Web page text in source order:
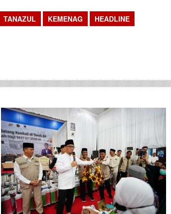
TANAZUL KEMENAG
HEADLINE